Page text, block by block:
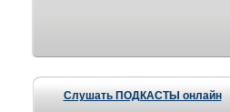
Слушать ПОДКАСТЫ онлайн